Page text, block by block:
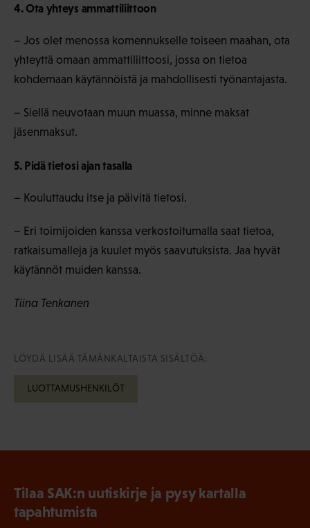
4. Ota yhteys ammattiliittoon
– Jos olet menossa komennukselle toiseen maahan, ota
yhteyttä omaan ammattiliittoosi, jossa on tietoa
kohdemaan käytännöistä ja mahdollisesti työnantajasta.
– Siellä neuvotaan muun muassa, minne maksat
jäsenmaksut.
5. Pidä tietosi ajan tasalla
– Kouluttaudu itse ja päivitä tietosi.
– Eri toimijoiden kanssa verkostoitumalla saat tietoa,
ratkaisumalleja ja kuulet myös saavutuksista. Jaa hyvät
käytännöt muiden kanssa.
Tiina Tenkanen
LÖYDÄ LISÄÄ TÄMÄNKALTAISTA SISÄLTÖÄ:
LUOTTAMUSHENKILÖT
Tilaa SAK:n uutiskirje ja pysy kartalla
tapahtumista